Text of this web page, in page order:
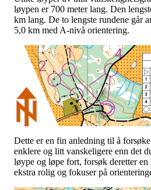
løypen er 700 meter lang. Den
km lang. De to lengste rundene går
5,0 km med A-nivå orientering.
Dette er en fin anledning til å
enklere og litt vanskeligere enn det
løype og løpe fort, forsøk deretter
ekstra rolig og fokuser på